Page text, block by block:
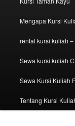
Mengapa Kursi
rental kursi kuliah
Sewa kursi kuliah
Sewa Kursi Kuliah
Tentang Kursi